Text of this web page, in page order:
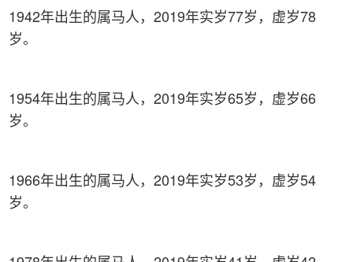
1942年出生的属马人，2019年实岁77岁，虚岁78
岁。
1954年出生的属马人，2019年实岁65岁，虚岁66
岁。
1966年出生的属马人，2019年实岁53岁，虚岁54
岁。